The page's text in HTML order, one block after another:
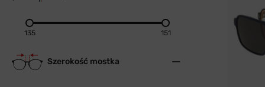
135 151
Szerokość mostka